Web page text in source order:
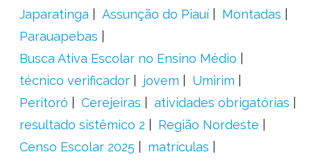
Japaratinga
Assunção do Piauí
Montadas
Parauapebas
Busca Ativa Escolar no Ensino Médio
técnico verificador
jovem
Umirim
Peritoró
Cerejeiras
atividades obrigatórias
resultado sistêmico 2
Região Nordeste
Censo Escolar 2025
matrículas